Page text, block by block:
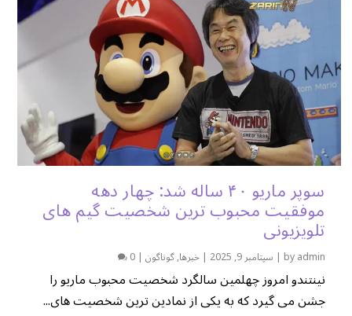
سوپر ماریو ۴۰ ساله شد: چهار دهه
موفقیت محبوب ترین شخصیت گیم های
تلویزیونی
byadmin
| سپتامبر 9, 2025 |خبرها,گوناگون |
0
نینتندو امروز چهلمین سالگرد شخصیت محبوب ماریو را
جشن می گیرد که به یکی از نمادین ترین شخصیت های...